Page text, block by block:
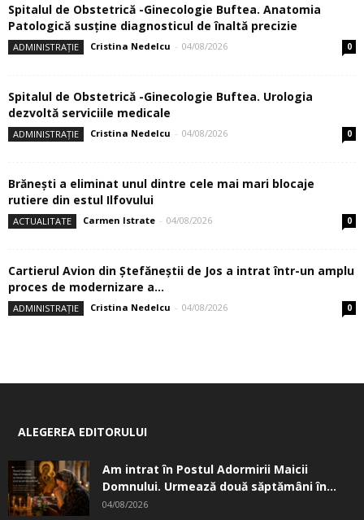
Spitalul de Obstetrică -Ginecologie Buftea. Anatomia
Patologică susţine diagnosticul de înaltă precizie
ADMINISTRAȚIE Cristina Nedelcu - 04/08/2026 0
Spitalul de Obstetrică -Ginecologie Buftea. Urologia
dezvoltă serviciile medicale
ADMINISTRAȚIE Cristina Nedelcu - 04/08/2026 0
Brănești a eliminat unul dintre cele mai mari blocaje
rutiere din estul Ilfovului
ACTUALITATE Carmen Istrate - 04/08/2026 0
Cartierul Avion din Ştefăneştii de Jos a intrat într-un amplu
proces de modernizare a...
ADMINISTRAȚIE Cristina Nedelcu - 04/08/2026 0
ALEGEREA EDITORULUI
Am intrat în Postul Adormirii Maicii
Domnului. Urmează două săptămâni în...
04/08/2026